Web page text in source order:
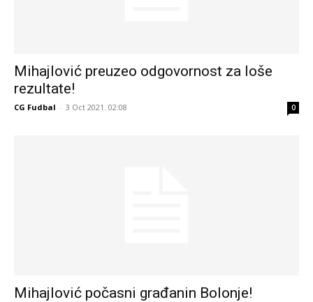
Mihajlović preuzeo odgovornost za loše
rezultate!
CG Fudbal - 3 Oct 2021. 02:08 0
Mihajlović počasni građanin Bolonje!